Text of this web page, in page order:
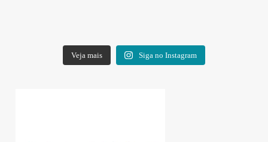
Veja mais Siga no Instagram